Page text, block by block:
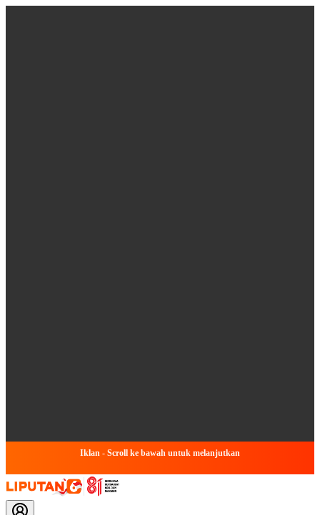
Iklan - Scroll ke bawah untuk melanjutkan